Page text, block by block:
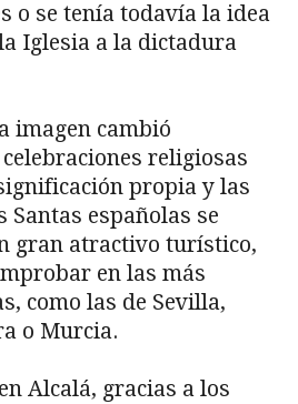
o se tenía todavía la idea
Iglesia a la dictadura
imagen cambió
religiosas
propia y las
Santas españolas se
gran atractivo turístico,
en las más
como las de Sevilla,
o Murcia.
Alcalá, gracias a los